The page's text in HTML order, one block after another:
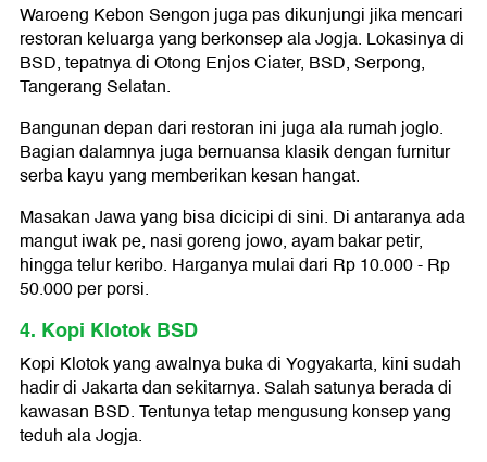
Waroeng Kebon Sengon juga pas dikunjungi jika mencari
restoran keluarga yang berkonsep ala Jogja. Lokasinya di
BSD, tepatnya di Otong Enjos Ciater, BSD, Serpong,
Tangerang Selatan.
Bangunan depan dari restoran ini juga ala rumah joglo.
Bagian dalamnya juga bernuansa klasik dengan furnitur
serba kayu yang memberikan kesan hangat.
Masakan Jawa yang bisa dicicipi di sini. Di antaranya ada
mangut iwak pe, nasi goreng jowo, ayam bakar petir,
hingga telur keribo. Harganya mulai dari Rp 10.000 - Rp
50.000 per porsi.
4. Kopi Klotok BSD
Kopi Klotok yang awalnya buka di Yogyakarta, kini sudah
hadir di Jakarta dan sekitarnya. Salah satunya berada di
kawasan BSD. Tentunya tetap mengusung konsep yang
teduh ala Jogja.